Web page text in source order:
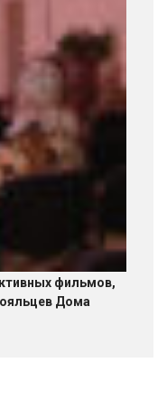
фильмов,
Дома